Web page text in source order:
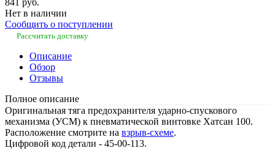
Нет в наличии
Сообщить о поступлении
Рассчитать доставку
Описание
Обзор
Отзывы
Полное описание
Оригинальная тяга предохранителя ударно-спускового
механизма (УСМ) к пневматической винтовке Хатсан 100.
Расположение смотрите на взрыв-схеме.
Цифровой код детали - 45-00-113.